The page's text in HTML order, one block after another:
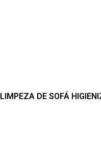
LIMPEZA DE SOFÁ